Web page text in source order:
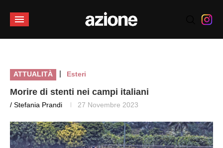
ATTUALITÀ | Esteri
Morire di stenti nei campi italiani
/ Stefania Prandi 27 Novembre 2023